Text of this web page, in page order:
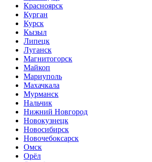
Красноярск
Курган
Курск
Кызыл
Липецк
Луганск
Магнитогорск
Майкоп
Мариуполь
Махачкала
Мурманск
Нальчик
Нижний Новгород
Новокузнецк
Новосибирск
Новочебоксарск
Омск
Орёл